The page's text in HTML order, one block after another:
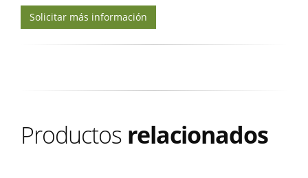
Solicitar más información
Productos relacionados